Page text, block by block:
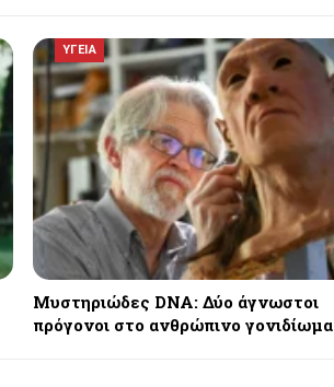
ΥΓΕΙΑ
Μυστηριώδες DNA: Δύο άγνωστοι
πρόγονοι στο ανθρώπινο γονιδίωμα